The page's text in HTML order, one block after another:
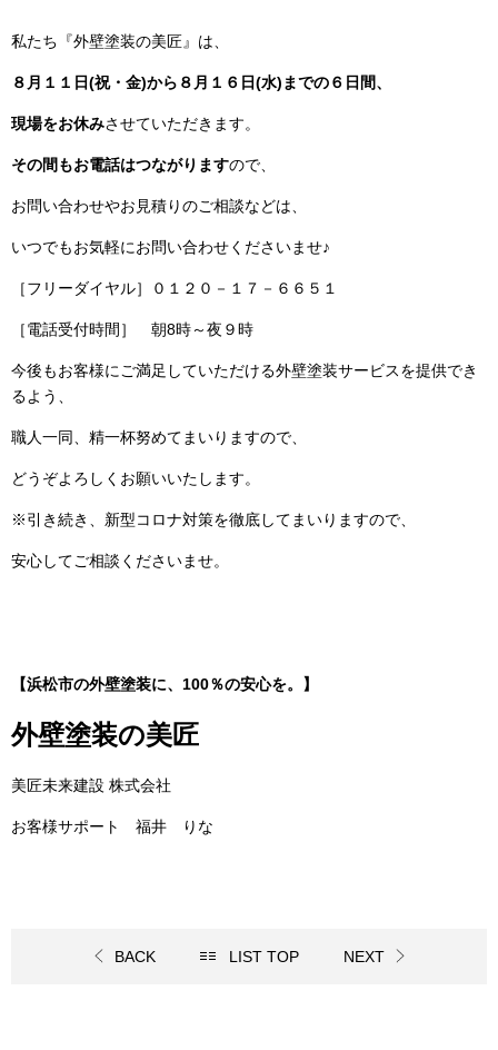
私たち『外壁塗装の美匠』は、
８ 月１１日(祝・金)から８月１６日(水)までの６日間、
現場をお休みさせていただきます。
その間もお電話はつながりますので、
お問い合わせやお見積りのご相談などは、
いつでもお気軽にお問い合わせくださいませ♪
［フリーダイヤル］０１２０－１７－６６５１
［電話受付時間］ 朝8時～夜９時
今後もお客様にご満足していただける外壁塗装サービスを提供でき
るよう、
職人一同、精一杯努めてまいりますので、
どうぞよろしくお願いいたします。
※引き続き、新型コロナ対策を徹底してまいりますので、
安心してご相談くださいませ。
【浜松市の外壁塗装に、100％の安心を。】
外壁塗装の美匠
美匠未来建設 株式会社
お客様サポート 福井 りな
BACK LIST TOP NEXT